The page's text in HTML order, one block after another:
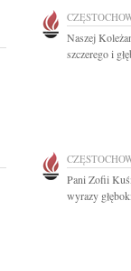
Naszej
szczerego i
Pani Zofii
wyrazy